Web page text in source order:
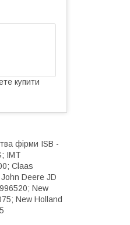
купити
фірми ISB -
IMT
Claas
Deere JD
New
New Holland